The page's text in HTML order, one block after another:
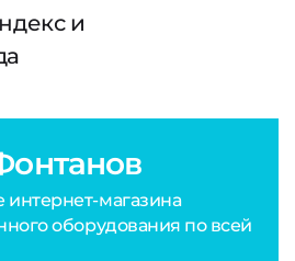
и
магазина
оборудования по всей